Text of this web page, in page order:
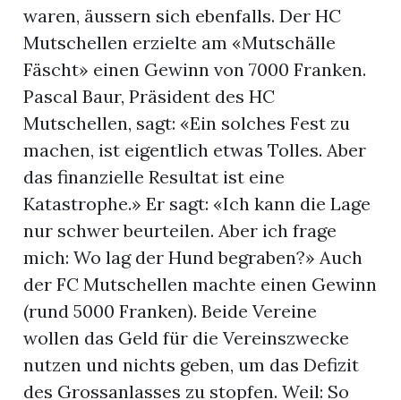
waren, äussern sich ebenfalls. Der HC
Mutschellen erzielte am «Mutschälle
Fäscht» einen Gewinn von 7000 Franken.
Pascal Baur, Präsident des HC
Mutschellen, sagt: «Ein solches Fest zu
machen, ist eigentlich etwas Tolles. Aber
das finanzielle Resultat ist eine
Katastrophe.» Er sagt: «Ich kann die Lage
nur schwer beurteilen. Aber ich frage
mich: Wo lag der Hund begraben?» Auch
der FC Mutschellen machte einen Gewinn
(rund 5000 Franken). Beide Vereine
wollen das Geld für die Vereinszwecke
nutzen und nichts geben, um das Defizit
des Grossanlasses zu stopfen. Weil: So